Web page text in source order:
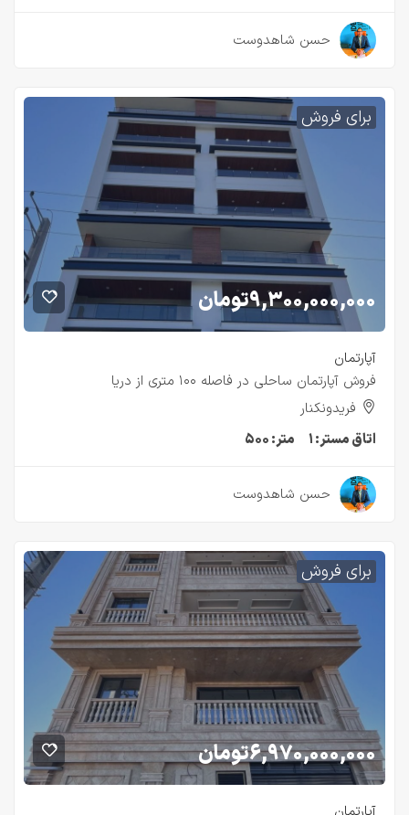
حسن شاهدوست
برای فروش
۹,۳۰۰,۰۰۰,۰۰۰تومان
آپارتمان
فروش آپارتمان ساحلی در فاصله ۱۰۰ متری از دریا
فریدونکنار
اتاق مستر:۱ متر:۵۰۰
حسن شاهدوست
برای فروش
۶,۹۷۰,۰۰۰,۰۰۰تومان